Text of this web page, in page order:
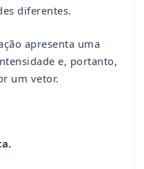
diferentes.
apresenta uma
e, portanto,
um vetor.